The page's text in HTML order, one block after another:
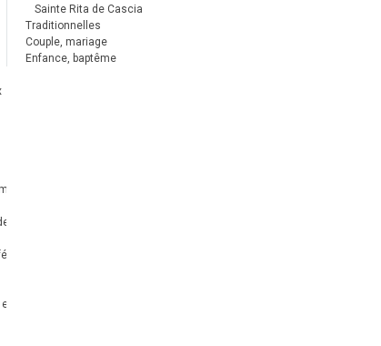
?
Sainte Rita de Cascia
Traditionnelles
Couple, mariage
Enfance, baptême